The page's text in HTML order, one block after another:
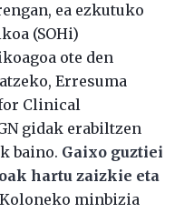
ea ezkutuko
(SOHi)
ote den
Erresuma
Clinical
gidak erabiltzen
baino. Gaixo guztiei
hartu zaizkie eta
Koloneko minbizia